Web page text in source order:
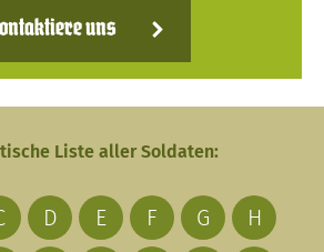
uns
Liste aller Soldaten:
D E F G
H